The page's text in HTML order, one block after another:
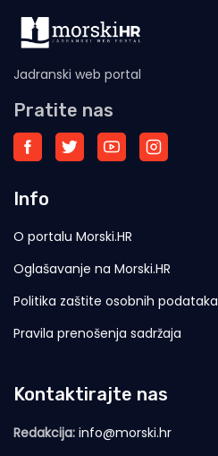
Jadranski web portal
Pratite nas
Info
O portalu Morski.HR
Oglašavanje na Morski.HR
Politika zaštite osobnih podataka
Pravila prenošenja sadržaja
Kontaktirajte nas
Redakcija: info@morski.hr